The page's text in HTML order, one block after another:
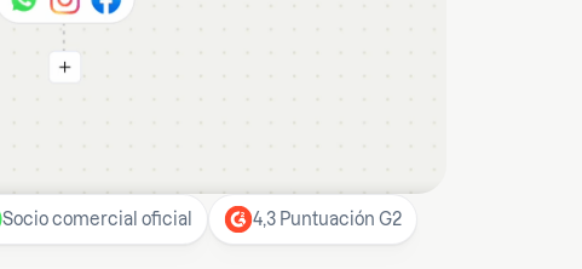
Socio comercial oficial 4,3 Puntuación G2